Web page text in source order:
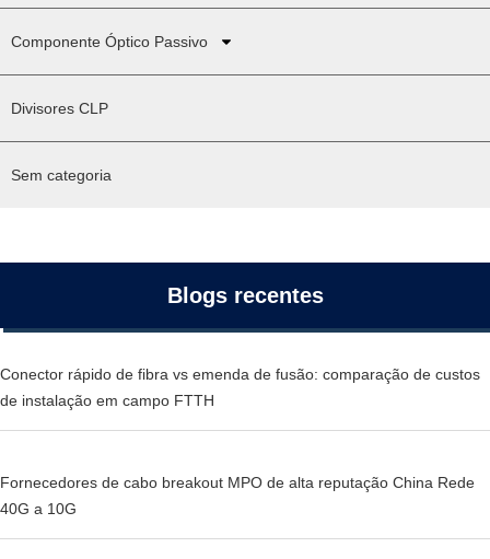
Componente Óptico Passivo
Divisores CLP
Sem categoria
Blogs recentes
Conector rápido de fibra vs emenda de fusão: comparação de custos
de instalação em campo FTTH
Fornecedores de cabo breakout MPO de alta reputação China Rede
40G a 10G